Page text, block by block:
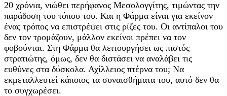
20 χρόνια, νιώθει περήφανος Μεσολογγίτης, τιμώντας την
παράδοση του τόπου του. Και η Φάρμα είναι για εκείνον
ένας τρόπος να επιστρέψει στις ρίζες του. Οι αντίπαλοι του
δεν τον τρομάζουν, μάλλον εκείνοι πρέπει να τον
φοβούνται. Στη Φάρμα θα λειτουργήσει ως πιστός
στρατιώτης, όμως, δεν θα διστάσει να αναλάβει τις
ευθύνες στα δύσκολα. Αχίλλειος πτέρνα του; Να
εκμεταλλευτεί κάποιος τα συναισθήματα του, αυτό δεν θα
το συγχωρέσει.